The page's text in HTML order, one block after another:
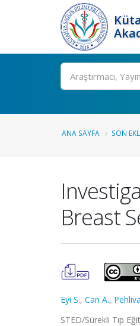
Ara
ANA SAYFA SON
Breast
Eyi S., Can A.,
STED/Sürekli Tıp